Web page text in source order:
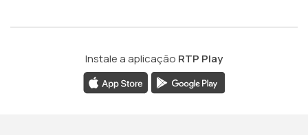
Instale a aplicação RTP Play